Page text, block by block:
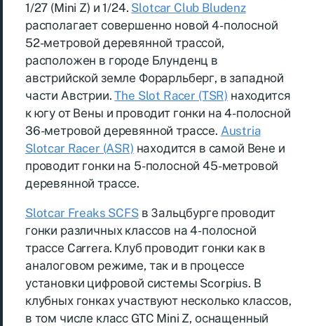
1/27 (Mini Z) и 1/24. Slotcar Club Bludenz
располагает совершенно новой 4-полосной
52-метровой деревянной трассой,
расположен в городе Блунденц в
австрийской земле Форарльберг, в западной
части Австрии.The Slot Racer (TSR) находится
к югу от Вены и проводит гонки на 4-полосной
36-метровой деревянной трассе. Austria
Slotcar Racer (ASR) находится в самой Вене и
проводит гонки на 5-полосной 45-метровой
деревянной трассе.
Slotcar Freaks SCFSв Зальцбурге проводит
гонки различных классов на 4-полосной
трассе Carrera. Клуб проводит гонки как в
аналоговом режиме, так и в процессе
установки цифровой системы Scorpius. В
клубных гонках участвуют несколько классов,
в том числе класс GTC Mini Z, оснащенный